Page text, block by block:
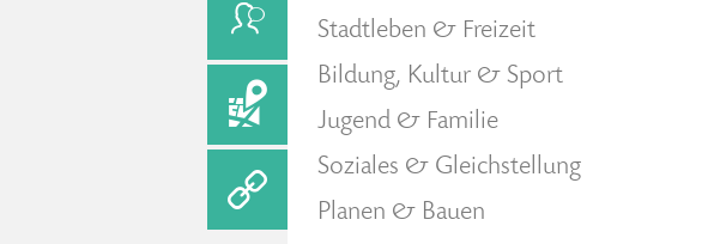
Stadtleben & Freizeit
Bildung, Kultur & Sport
Jugend & Familie
Soziales & Gleichstellung
Planen & Bauen